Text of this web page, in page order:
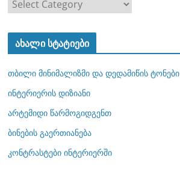
ტ
ო
რ
ბ
ი
ახალი სტატიები
თბილი მინიმალიზმი და დედამიწის ტონები
ინტერიერის დიზიანი
არტემიდი წარმოგიდგენთ
ბინების გაერთიანება
კონტრასტები ინტერიერში